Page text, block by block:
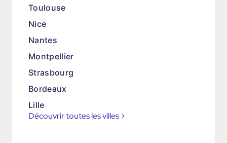
Toulouse
Nice
Nantes
Montpellier
Strasbourg
Bordeaux
Lille
Découvrir toutes les villes >